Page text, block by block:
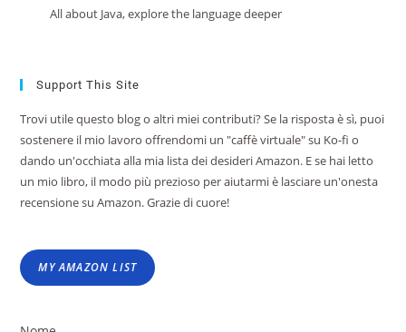
All about Java, explore the language deeper
Support This Site
Trovi utile questo blog o altri miei contributi? Se la risposta è sì, puoi
sostenere il mio lavoro offrendomi un "caffè virtuale" su Ko-fi o
dando un'occhiata alla mia lista dei desideri Amazon. E se hai letto
un mio libro, il modo più prezioso per aiutarmi è lasciare un'onesta
recensione su Amazon. Grazie di cuore!
MY AMAZON LIST